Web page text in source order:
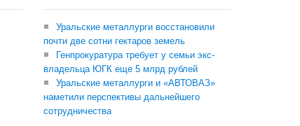
Уральские металлурги восстановили
почти две сотни гектаров земель
Генпрокуратура требует у семьи экс-
владельца ЮГК еще 5 млрд рублей
Уральские металлурги и «АВТОВАЗ»
наметили перспективы дальнейшего
сотрудничества